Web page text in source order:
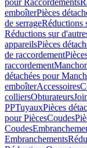
pour Raccordements
emboîterPièces
de serrageRéductions
Réductions sur
appareilsPièces
de raccordement
raccordement
détachées pour
emboîterAccessoires
colliersObturateurs
PPTuyauxPièces
pour PiècesCoudes
Coudes
Embranchements